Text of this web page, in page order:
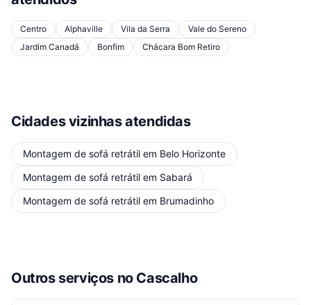
Centro Alphaville Vila da Serra
Vale do Sereno
Jardim Canadá
Bonfim Chácara Bom Retiro
Cidades vizinhas atendidas
Montagem de sofá retrátil em Belo Horizonte
Montagem de sofá retrátil em Sabará
Montagem de sofá retrátil em Brumadinho
Outros serviços no Cascalho